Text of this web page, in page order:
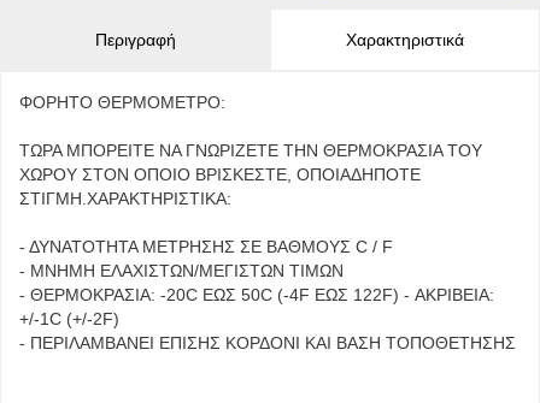
Περιγραφή Χαρακτηριστικά
ΦΟΡΗΤΟ ΘΕΡΜΟΜΕΤΡΟ:
ΤΩΡΑ ΜΠΟΡΕΙΤΕ ΝΑ ΓΝΩΡΙΖΕΤΕ ΤΗΝ ΘΕΡΜΟΚΡΑΣΙΑ ΤΟΥ
ΧΩΡΟΥ ΣΤΟΝ ΟΠΟΙΟ ΒΡΙΣΚΕΣΤΕ, ΟΠΟΙΑΔΗΠΟΤΕ
ΣΤΙΓΜΗ.ΧΑΡΑΚΤΗΡΙΣΤΙΚΑ:
- ΔΥΝΑΤΟΤΗΤΑ ΜΕΤΡΗΣΗΣ ΣΕ ΒΑΘΜΟΥΣ C / F
- ΜΝΗΜΗ ΕΛΑΧΙΣΤΩΝ/ΜΕΓΙΣΤΩΝ ΤΙΜΩΝ
- ΘΕΡΜΟΚΡΑΣΙΑ: -20C ΕΩΣ 50C (-4F ΕΩΣ 122F) - ΑΚΡΙΒΕΙΑ:
+/-1C (+/-2F)
- ΠΕΡΙΛΑΜΒΑΝΕΙ ΕΠΙΣΗΣ ΚΟΡΔΟΝΙ KAI ΒΑΣΗ ΤΟΠΟΘΕΤΗΣΗΣ